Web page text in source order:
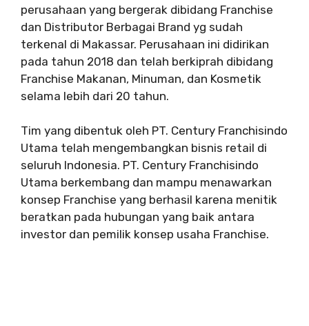
perusahaan yang bergerak dibidang Franchise
dan Distributor Berbagai Brand yg sudah
terkenal di Makassar. Perusahaan ini didirikan
pada tahun 2018 dan telah berkiprah dibidang
Franchise Makanan, Minuman, dan Kosmetik
selama lebih dari 20 tahun.
Tim yang dibentuk oleh PT. Century Franchisindo
Utama telah mengembangkan bisnis retail di
seluruh Indonesia. PT. Century Franchisindo
Utama berkembang dan mampu menawarkan
konsep Franchise yang berhasil karena menitik
beratkan pada hubungan yang baik antara
investor dan pemilik konsep usaha Franchise.